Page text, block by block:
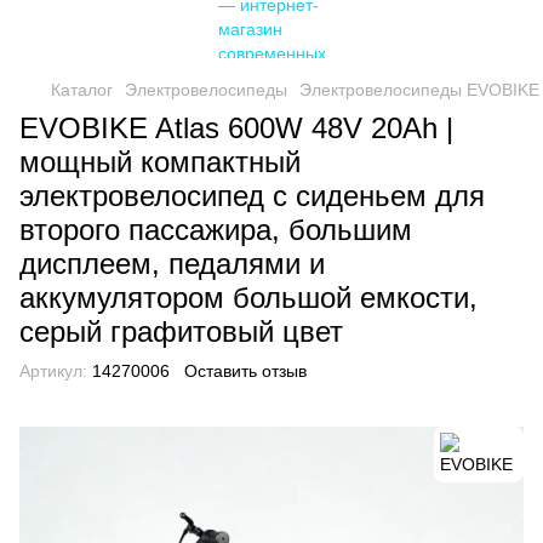
Каталог Электровелосипеды Электровелосипеды EVOBIKE
EVOBIKE Atlas 600W 48V 20Ah |
мощный компактный
электровелосипед с сиденьем для
второго пассажира, большим
дисплеем, педалями и
аккумулятором большой емкости,
серый графитовый цвет
Артикул: 14270006 Оставить отзыв